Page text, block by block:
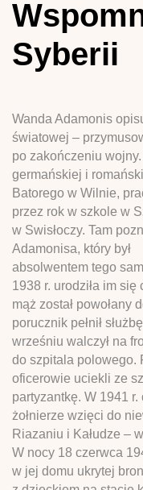
Syberii
Wanda Adamonis
światowej –
po zakończeniu
germańskiej i
Batorego w Wilnie,
przez rok w szkole w
w Swisłoczy. Tam
Adamonisa, który był
absolwentem tego
1938 r. urodziła im
mąż został powołany
porucznik pełnił
wrześniu walczył na
do szpitala polowego.
oficerowie uciekli ze
partyzantkę. W 1941 r.
żołnierze wzięci do
Riazaniu i Kałudze –
W nocy 18 czerwca
w jej domu ukrytej